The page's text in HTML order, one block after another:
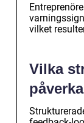
vilket
Vilka